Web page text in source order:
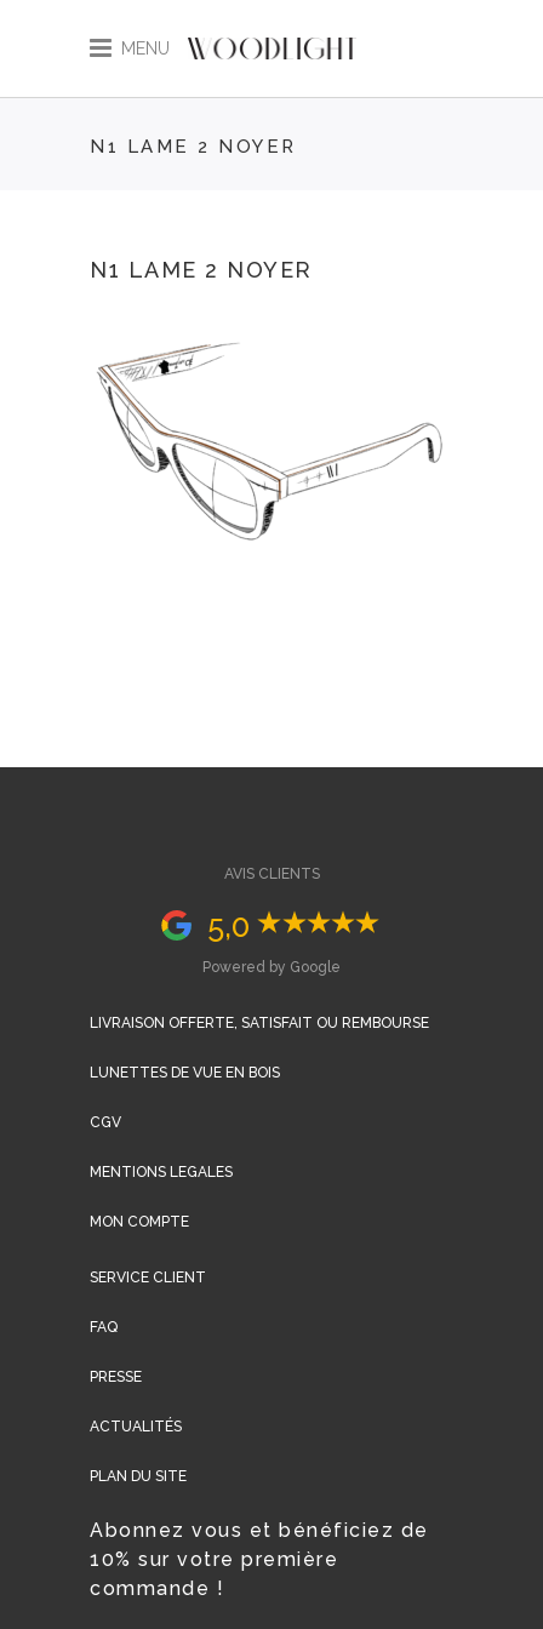
MENU
N1 LAME 2 NOYER
N1 LAME 2 NOYER
AVIS CLIENTS
5,0
Powered by Google
LIVRAISON OFFERTE, SATISFAIT OU REMBOURSE
LUNETTES DE VUE EN BOIS
CGV
MENTIONS LEGALES
MON COMPTE
SERVICE CLIENT
FAQ
PRESSE
ACTUALITÉS
PLAN DU SITE
Abonnez vous et bénéficiez de
10% sur votre première
commande !